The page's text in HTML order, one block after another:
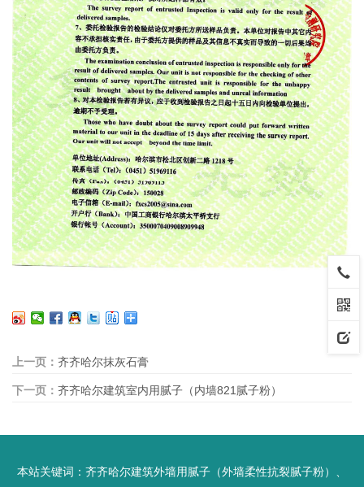
上一页： 齐齐哈尔抹灰石膏
下一页： 齐齐哈尔建筑室内用腻子（内墙821腻子粉）
本站关键词： 齐齐哈尔建筑外墙用腻子（外墙柔性抗裂腻子粉）